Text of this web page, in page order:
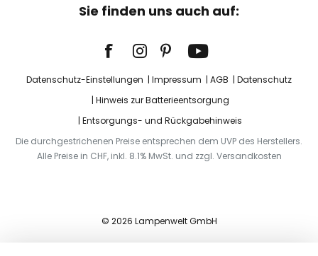
Sie finden uns auch auf:
Datenschutz-Einstellungen Impressum AGB
Datenschutz
Hinweis zur Batterieentsorgung
Entsorgungs- und Rückgabehinweis
Die durchgestrichenen Preise entsprechen dem UVP des Herstellers.
Alle Preise in CHF, inkl. 8.1% MwSt. und zzgl. Versandkosten
© 2026 Lampenwelt GmbH